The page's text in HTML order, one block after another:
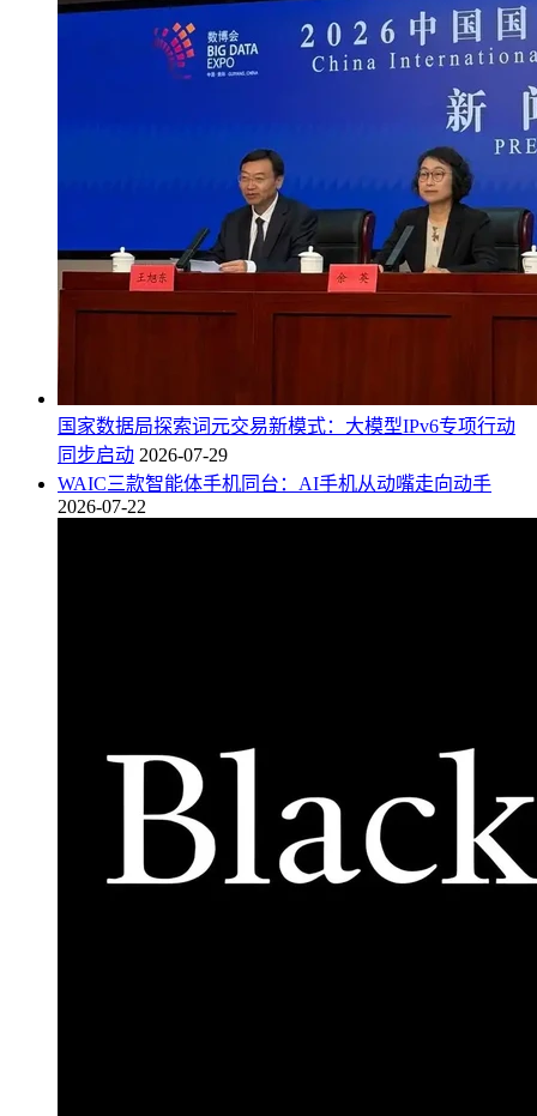
国家数据局探索词元交易新模式：大模型IPv6专项行动
同步启动 2026-07-29
WAIC三款智能体手机同台：AI手机从动嘴走向动手
2026-07-22